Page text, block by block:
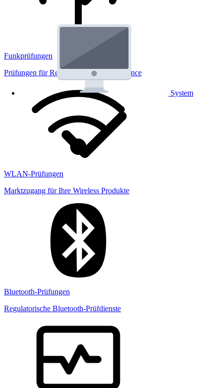
System
Funkprüfungen
Prüfungen für Regulatorik und Performance
WLAN-Prüfungen
Marktzugang für Ihre Wireless Produkte
Bluetooth-Prüfungen
Regulatorische Bluetooth-Prüfdienste